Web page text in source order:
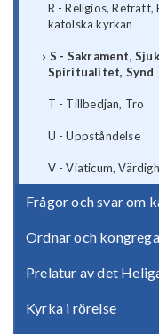
R - Religiös, Reträtt,
katolska kyrkan
S - Sakrament,
Spiritualitet, Synd
T - Tillbedjan, Tro
U - Uppståndelse
V - Viaticum,
Frågor och svar om
Ordnar och
Prelatur av det
Kyrka i rörelse